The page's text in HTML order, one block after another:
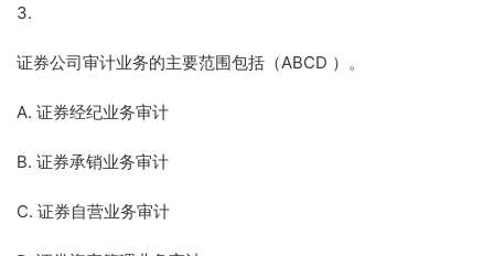
3.
证券公司审计业务的主要范围包括（ABCD ）。
A. 证券经纪业务审计
B. 证券承销业务审计
C. 证券自营业务审计